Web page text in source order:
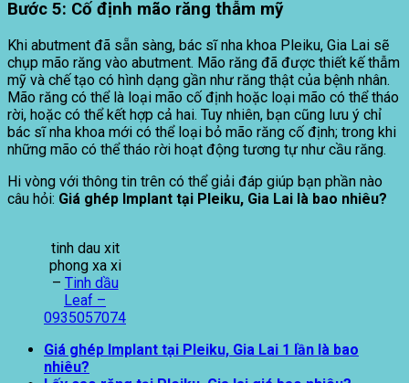
Bước 5: Cố định mão răng thẫm mỹ
Khi abutment đã sẵn sàng, bác sĩ nha khoa Pleiku, Gia Lai sẽ
chụp mão răng vào abutment. Mão răng đã được thiết kế thẫm
mỹ và chế tạo có hình dạng gần như răng thật của bệnh nhân.
Mão răng có thể là loại mão cố định hoặc loại mão có thể tháo
rời, hoặc có thể kết hợp cả hai. Tuy nhiên, bạn cũng lưu ý chỉ
bác sĩ nha khoa mới có thể loại bỏ mão răng cố định; trong khi
những mão có thể tháo rời hoạt động tương tự như cầu răng.
Hi vòng với thông tin trên có thể giải đáp giúp bạn phần nào
câu hỏi: Giá ghép Implant tại Pleiku, Gia Lai là bao nhiêu?
tinh dau xit
phong xa xi
– Tinh dầu
Leaf –
0935057074
Giá ghép Implant tại Pleiku, Gia Lai 1 lần là bao
nhiêu?